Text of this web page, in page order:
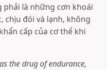
phải là những cơn khoái
chịu đói và lạnh, không
cấp của cơ thể khi
the drug of endurance,